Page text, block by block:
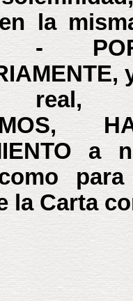
la
-
real,
a
la Carta